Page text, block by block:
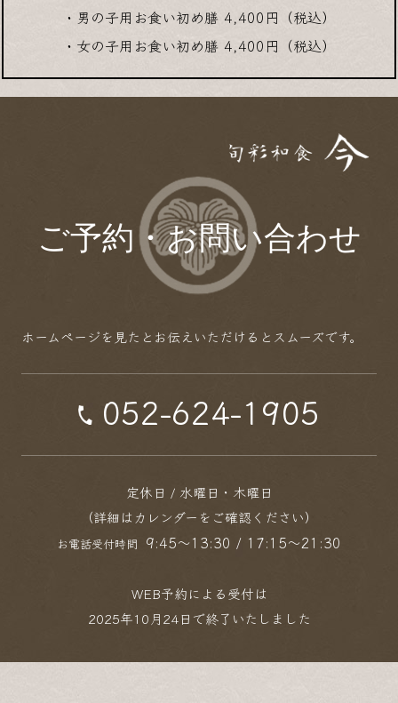
・男の子用お食い初め膳 4,400円（税込）
・女の子用お食い初め膳 4,400円（税込）
ご予約・お問い合わせ
ホームページを見たとお伝えいただけるとスムーズです。
052-624-1905
定休日 / 水曜日・木曜日
（詳細はカレンダーをご確認ください）
お電話受付時間 9:45～13:30 / 17:15～21:30
WEB予約による受付は
2025年10月24日で終了いたしました